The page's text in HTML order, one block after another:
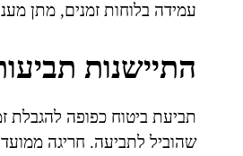
עמידה בלוחות זמנים, מתן
התיישנות
תביעת ביטוח כפופה להגבלת
שהוביל לתביעה. חריגה